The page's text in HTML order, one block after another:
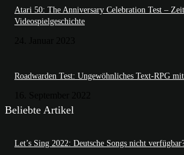
Atari 50: The Anniversary Celebration Test –
Videospielgeschichte
Roadwarden Test: Ungewöhnliches Text-RPG
Beliebte Artikel
Let’s Sing 2022: Deutsche Songs nicht